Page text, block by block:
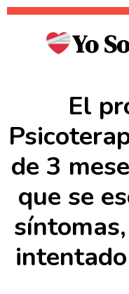
Yo
El
de 3
que se